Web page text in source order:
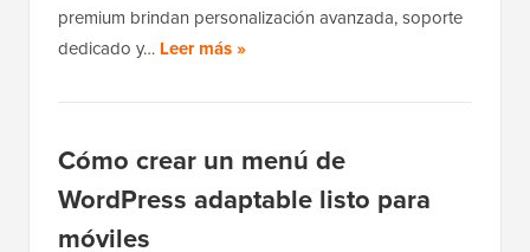
premium brindan personalización avanzada, soporte
dedicado y… Leer más »
Cómo crear un menú de
WordPress adaptable listo para
móviles